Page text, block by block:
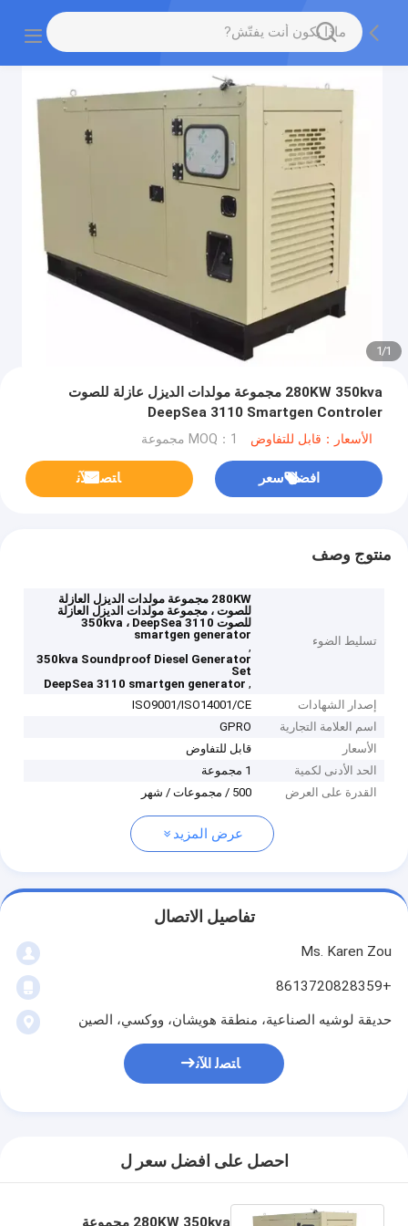
1
/
1
280KW 350kva مجموعة مولدات الديزل عازلة للصوت
DeepSea 3110 Smartgen Controler
الأسعار：قابل للتفاوض MOQ：1 مجموعة
افضل سعر ﺎﺘﺼﻟ ﺍﻶﻧ
منتوج وصف
تسليط الضوء
280KW مجموعة مولدات الديزل العازلة
للصوت ، مجموعة مولدات الديزل العازلة
للصوت 350kva ، DeepSea 3110
smartgen generator
,
350kva Soundproof Diesel Generator
Set
,
DeepSea 3110 smartgen generator
إصدار الشهادات
ISO9001/ISO14001/CE
اسم العلامة التجارية
GPRO
الأسعار
قابل للتفاوض
الحد الأدنى لكمية
1 مجموعة
القدرة على العرض
500 / مجموعات / شهر
عرض المزيد
تفاصيل الاتصال
Ms. Karen Zou
+8613720828359
حديقة لوشيه الصناعية، منطقة هويشان، ووكسي، الصين
ﺎﺘﺼﻟ ﺍﻶﻧ
احصل على افضل سعر ل
280KW 350kva مجموعة